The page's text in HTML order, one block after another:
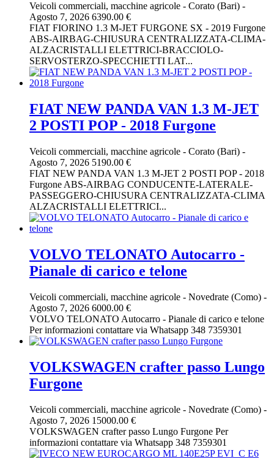
Veicoli commerciali, macchine agricole - Corato (Bari) -
Agosto 7, 2026 6390.00 €
FIAT FIORINO 1.3 M-JET FURGONE SX - 2019 Furgone
ABS-AIRBAG-CHIUSURA CENTRALIZZATA-CLIMA-
ALZACRISTALLI ELETTRICI-BRACCIOLO-
SERVOSTERZO-SPECCHIETTI LAT...
FIAT NEW PANDA VAN 1.3 M-JET
2 POSTI POP - 2018 Furgone
Veicoli commerciali, macchine agricole - Corato (Bari) -
Agosto 7, 2026 5190.00 €
FIAT NEW PANDA VAN 1.3 M-JET 2 POSTI POP - 2018
Furgone ABS-AIRBAG CONDUCENTE-LATERALE-
PASSEGGERO-CHIUSURA CENTRALIZZATA-CLIMA
ALZACRISTALLI ELETTRICI...
VOLVO TELONATO Autocarro -
Pianale di carico e telone
Veicoli commerciali, macchine agricole - Novedrate (Como) -
Agosto 7, 2026 6000.00 €
VOLVO TELONATO Autocarro - Pianale di carico e telone
Per informazioni contattare via Whatsapp 348 7359301
VOLKSWAGEN crafter passo Lungo
Furgone
Veicoli commerciali, macchine agricole - Novedrate (Como) -
Agosto 7, 2026 15000.00 €
VOLKSWAGEN crafter passo Lungo Furgone Per
informazioni contattare via Whatsapp 348 7359301